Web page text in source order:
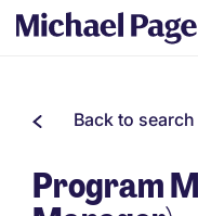
Back to search
Program